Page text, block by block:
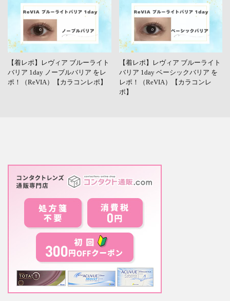
【着レポ】レヴィア ブルーライト
バリア 1day ノーブルバリア をレ
ポ！（ReVIA）【カラコンレポ】
【着レポ】レヴィア ブルーライト
バリア 1day ベーシックバリア を
レポ！（ReVIA）【カラコンレ
ポ】